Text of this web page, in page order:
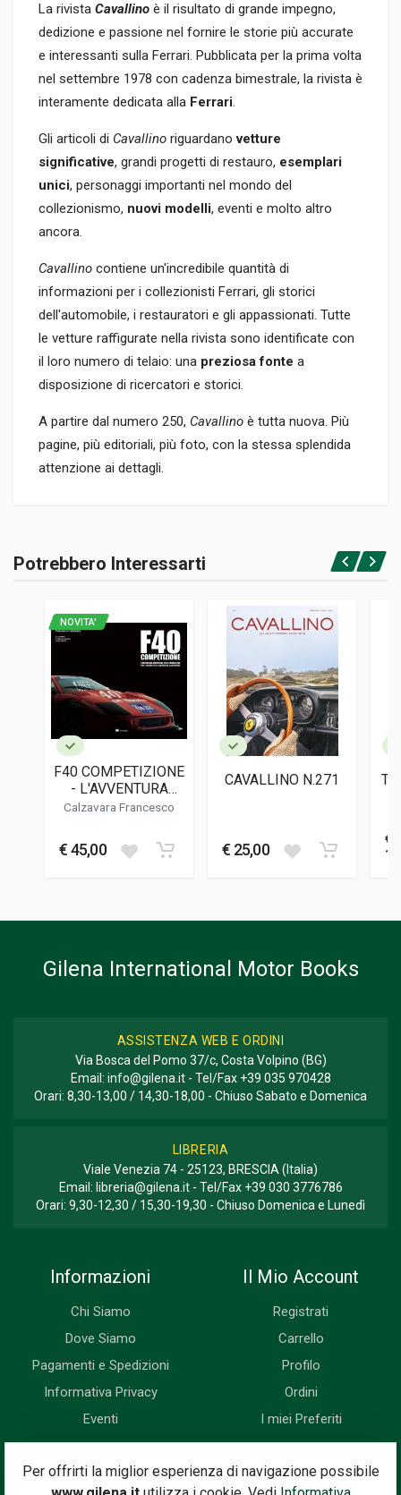
La rivista Cavallino è il risultato di grande impegno,
dedizione e passione nel fornire le storie più accurate
e interessanti sulla Ferrari. Pubblicata per la prima volta
nel settembre 1978 con cadenza bimestrale, la rivista è
interamente dedicata alla Ferrari.
Gli articoli di Cavallino riguardanovetture
significative, grandi progetti di restauro, esemplari
unici, personaggi importanti nel mondo del
collezionismo, nuovi modelli, eventi e molto altro
ancora.
Cavallino contiene un'incredibile quantità di
informazioni per i collezionisti Ferrari, gli storici
dell'automobile, i restauratori e gli appassionati. Tutte
le vetture raffigurate nella rivista sono identificate con
il loro numero di telaio: una preziosa fonte a
disposizione di ricercatori e storici.
A partire dal numero 250, Cavallino è tutta nuova. Più
pagine, più editoriali, più foto, con la stessa splendida
attenzione ai dettagli.
Brossura
LINGUA DEL TESTO
Inglese
DATA DI STAMPA
12/1986
20,5 x 27,5 x 0,5 cm
Informazioni aggiuntive
Accedi o registrati
Potrebbero Interessarti
NOVITA'
F40 COMPETIZIONE
- L'AVVENTURA
AMERICANA DELLA
Calzavara Francesco
€ 45,00
CAVALLINO N.271
€ 25,00
€
Per offrirti la miglior esperienza di navigazione possibile
Gilena International Motor Books
ASSISTENZA WEB E ORDINI
Via Bosca del Pomo 37/c, Costa Volpino (BG)
Email: info@gilena.it- Tel/Fax +39 035 970428
Orari: 8,30-13,00 / 14,30-18,00 - Chiuso Sabato e Domenica
LIBRERIA
Viale Venezia 74 - 25123, BRESCIA (Italia)
Email: libreria@gilena.it- Tel/Fax +39 030 3776786
Orari: 9,30-12,30 / 15,30-19,30 - Chiuso Domenica e Lunedì
Informazioni
Chi Siamo
Dove Siamo
Pagamenti e Spedizioni
Informativa Privacy
Eventi
Il Mio Account
Registrati
Carrello
Profilo
Ordini
I miei Preferiti
Newsletter